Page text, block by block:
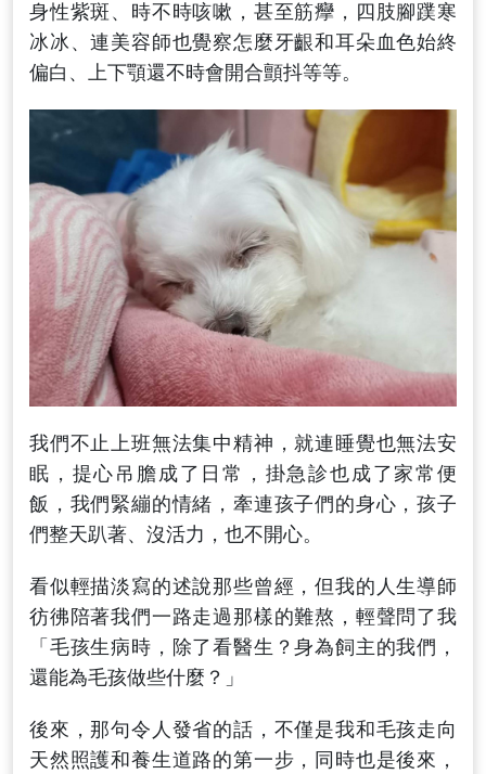
身性紫斑、時不時咳嗽，甚至筋癴，四肢腳蹼寒
冰冰、連美容師也覺察怎麼牙齦和耳朵血色始終
偏白、上下顎還不時會開合顫抖等等。
我們不止上班無法集中精神，就連睡覺也無法安
眠，提心吊膽成了日常，掛急診也成了家常便
飯，我們緊繃的情緒，牽連孩子們的身心，孩子
們整天趴著、沒活力，也不開心。
看似輕描淡寫的述說那些曾經，但我的人生導師
彷彿陪著我們一路走過那樣的難熬，輕聲問了我
「毛孩生病時，除了看醫生？身為飼主的我們，
還能為毛孩做些什麼？」
後來，那句令人發省的話，不僅是我和毛孩走向
天然照護和養生道路的第一步，同時也是後來，